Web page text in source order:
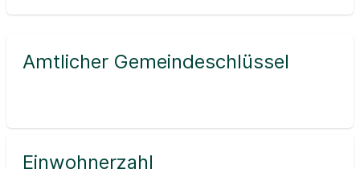
Amtlicher Gemeindeschlüssel
Einwohnerzahl